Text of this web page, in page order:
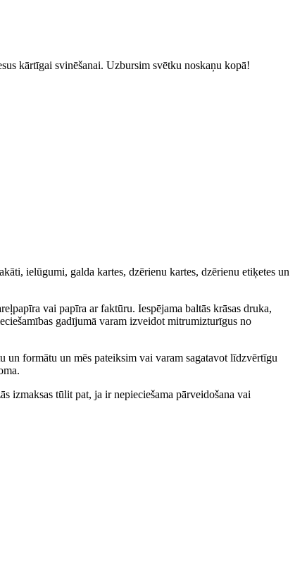
kārtīgai svinēšanai. Uzbursim svētku noskaņu kopā!
ielūgumi, galda kartes, dzērienu kartes, dzērienu etiķetes un
vai papīra ar faktūru. Iespējama baltās krāsas druka,
gadījumā varam izveidot mitrumizturīgus no
formātu un mēs pateiksim vai varam sagatavot līdzvērtīgu
izmaksas tūlit pat, ja ir nepieciešama pārveidošana vai